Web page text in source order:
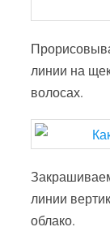
линии на
волосах.
линии
облако.